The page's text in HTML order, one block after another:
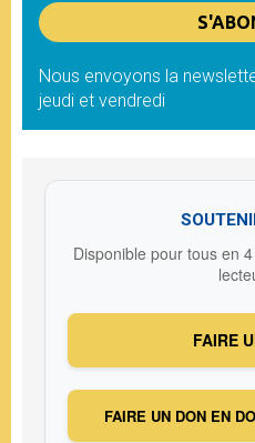
Nous envoyons la
jeudi et vendredi
Disponible pour tous en
FAIRE
FAIRE UN DON EN